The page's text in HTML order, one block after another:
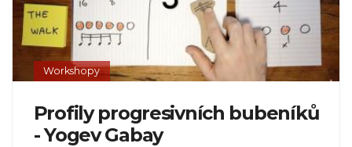
Workshopy
Profily progresivních bubeníků
- Yogev Gabay